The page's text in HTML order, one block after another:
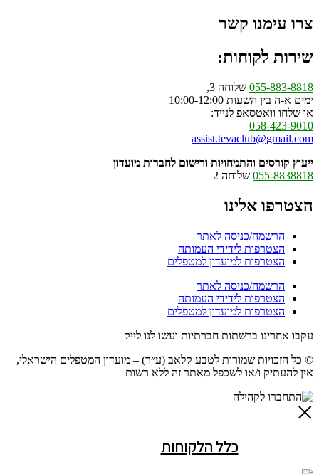
צרו עימנו קשר
שירות לקוחות:
055-883-8818 שלוחה 3,
ימים א-ה בין השעות 10:00-12:00
או שלחו וואטסאפ לנייד:
058-423-9010
assist.tevaclub@gmail.com
ייעוץ קורסים והתמחויות ורישום לחברות מועדון
055-8838818 שלוחה 2
הצטרפו אלינו
הרשמה/כניסה לאתר
הצטרפות לידידי העמותה
הצטרפות למועדון למטפלים
הרשמה/כניסה לאתר
הצטרפות לידידי העמותה
הצטרפות למועדון למטפלים
עקבו אחרינו ברשתות חברתיות ועשו לנו לייק
© כל הזכויות שמורות לטבע קלאב (ע״ר) – מועדון המטפלים הישראלי,
אין להעתיק ו/או לשכפל מאתר זה ללא רשות
כלל הלקוחות